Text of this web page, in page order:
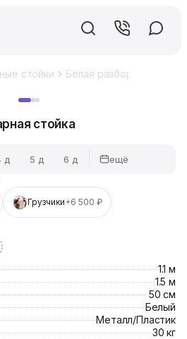
стойки Белая разборная
стойка
д 5 д 6 д
ещё
Грузчики+6 500 ₽
1.1 м
1.5 м
50 см
Белый
Металл/Пластик
30 кг